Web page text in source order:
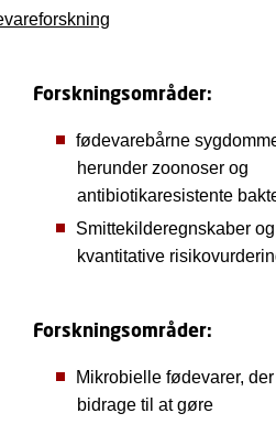
Forskningsområder:
fødevarebårne
herunder zoonoser og
antibiotikaresistente
Smittekilderegnskaber og
kvantitative
Forskningsområder:
Mikrobielle fødevarer,
bidrage til at gøre